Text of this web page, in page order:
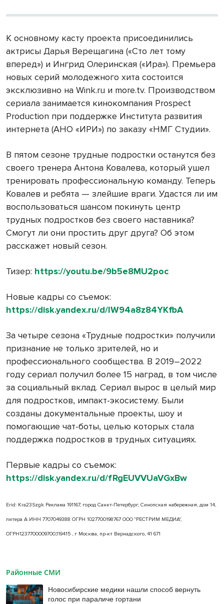
К основному касту проекта присоединились
актрисы Дарья Верещагина («Сто лет тому
вперед») и Ингрид Олеринская («Ира»). Премьера
новых серий молодежного хита состоится
эксклюзивно на Wink.ru и more.tv. Производством
сериала занимается кинокомпания Prospect
Production при поддержке Института развития
интернета (АНО «‎ИРИ»‎) по заказу «НМГ Студии».
В пятом сезоне трудные подростки останутся без
своего тренера Антона Ковалева, который ушел
тренировать профессиональную команду. Теперь
Ковалев и ребята — злейшие враги. Удастся ли им
воспользоваться шансом покинуть центр
трудных подростков без своего наставника?
Смогут ли они простить друг друга? Об этом
расскажет новый сезон.
Тизер: https://youtu.be/9b5e8MU2poc
Новые кадры со съемок:
https://disk.yandex.ru/d/IW94a8z84YKfbA
За четыре сезона «Трудные подростки» получили
признание не только зрителей, но и
профессионального сообщества. В 2019–2022
году сериал получил более 15 наград, в том числе
за социальный вклад. Сериал вырос в целый мир
для подростков, импакт-экосистему. Были
созданы документальные проекты, шоу и
помогающие чат-боты, целью которых стала
поддержка подростков в трудных ситуациях.
Первые кадры со съемок:
https://disk.yandex.ru/d/fRgEUVVUaVGxBw
Erid: Kra23Szgk Реклама 191167, город Санкт-Петербург, Синопская набережная, дом 14,
литера А ИНН 7707049388 ОГРН 1027700198767 ООО "РЕСТРИМ МЕДИА",
ОГРН1237700009700,119415 , г Москва, пр-кт Вернадского, 41 671
Районные СМИ
Новосибирские медики нашли способ вернуть
голос при параличе гортани